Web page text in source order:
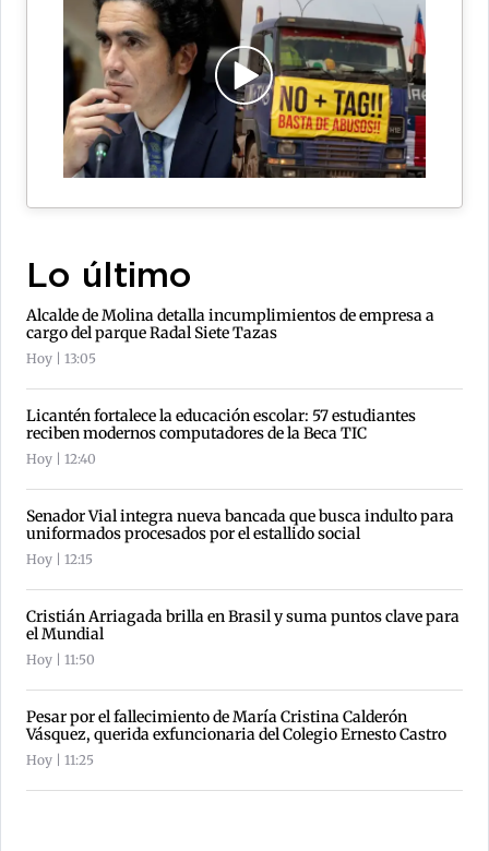
Lo último
Alcalde de Molina detalla incumplimientos de empresa a
cargo del parque Radal Siete Tazas
Hoy | 13:05
Licantén fortalece la educación escolar: 57 estudiantes
reciben modernos computadores de la Beca TIC
Hoy | 12:40
Senador Vial integra nueva bancada que busca indulto para
uniformados procesados por el estallido social
Hoy | 12:15
Cristián Arriagada brilla en Brasil y suma puntos clave para
el Mundial
Hoy | 11:50
Pesar por el fallecimiento de María Cristina Calderón
Vásquez, querida exfuncionaria del Colegio Ernesto Castro
Hoy | 11:25